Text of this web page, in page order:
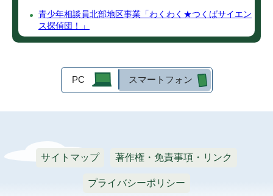
青少年相談員北部地区事業「わくわく★つくばサイエン
ス探偵団！」
PC スマートフォン
サイトマップ 著作権・免責事項・リンク
プライバシーポリシー